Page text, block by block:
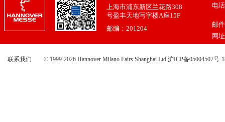
上海市浦东新区兰花路308
号盈丰天地写字楼A座15F
邮编：201204
电
邮
网
联系我们 © 1999-2026 Hannover Milano Fairs Shanghai Ltd 沪ICP备05004507号-